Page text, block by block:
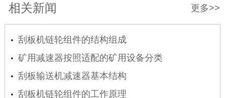
更多>>
相关新闻
刮板机链轮组件的结构组成
矿用减速器按照适配的矿用设备分类
刮板输送机减速器基本结构
刮板机链轮组件的工作原理